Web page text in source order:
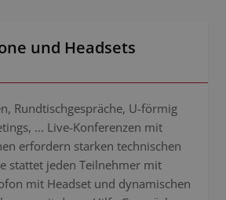
und Headsets
Rundtischgespräche, U-förmig
... Live-Konferenzen mit
erfordern starken technischen
stattet jeden Teilnehmer mit
mit Headset und dynamischen